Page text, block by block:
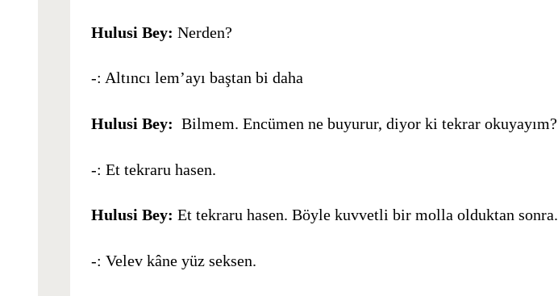
Hulusi Bey: Nerden?
-: Altıncı lem’ayı baştan bi daha
Hulusi Bey: Bilmem. Encümen ne buyurur, diyor ki tekrar okuyayım?
-: Et tekraru hasen.
Hulusi Bey: Et tekraru hasen. Böyle kuvvetli bir molla olduktan sonra.
-: Velev kâne yüz seksen.